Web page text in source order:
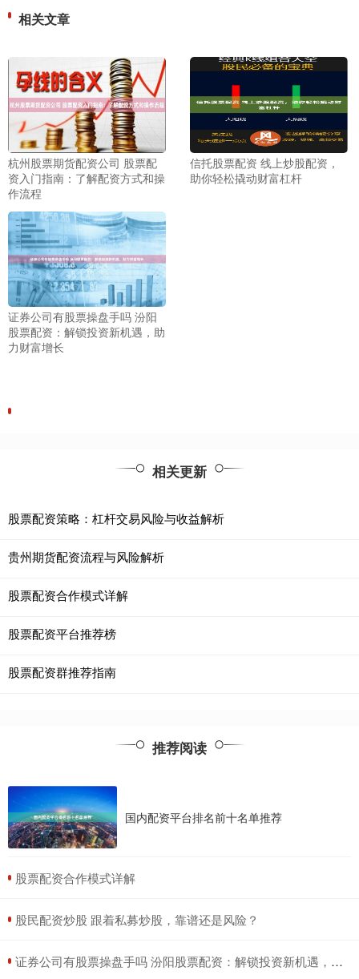
相关文章
杭州股票期货配资公司 股票配
资入门指南：了解配资方式和操
作流程
信托股票配资 线上炒股配资，
助你轻松撬动财富杠杆
证券公司有股票操盘手吗 汾阳
股票配资：解锁投资新机遇，助
力财富增长
相关更新
股票配资策略：杠杆交易风险与收益解析
贵州期货配资流程与风险解析
股票配资合作模式详解
股票配资平台推荐榜
股票配资群推荐指南
推荐阅读
国内配资平台排名前十名单推荐
​股票配资合作模式详解
​股民配资炒股 跟着私募炒股，靠谱还是风险？
​证券公司有股票操盘手吗 汾阳股票配资：解锁投资新机遇，助力财富增长